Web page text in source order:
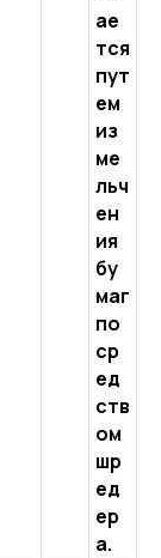
ае
тся
пут
ем
из
ме
льч
ен
ия
бу
маг
по
ср
ед
ств
ом
шр
ед
ер
а.